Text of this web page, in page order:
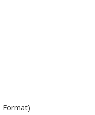
Format)